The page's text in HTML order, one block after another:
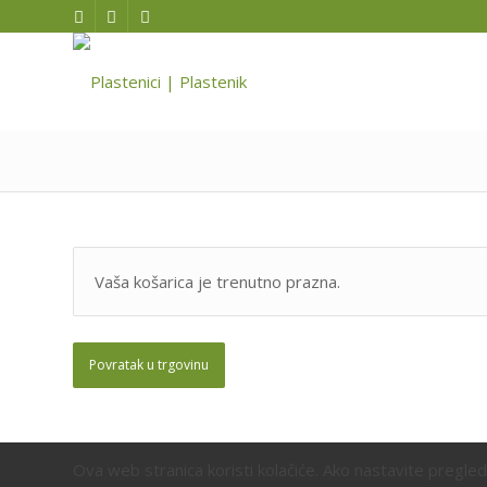
Vaša košarica je trenutno prazna.
Povratak u trgovinu